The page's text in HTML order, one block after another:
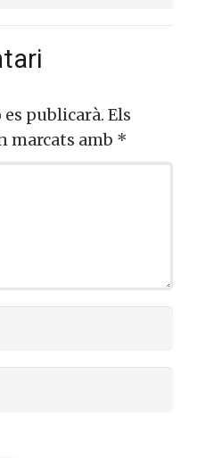
publicarà. Els
marcats amb *